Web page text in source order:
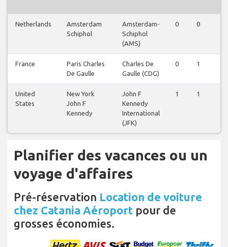
Netherlands
Amsterdam
Schiphol
Amsterdam-
Schiphol
(AMS)
0 0
France
Paris Charles
De Gaulle
Charles De
Gaulle (CDG)
0 1
United
States
New York
John F
Kennedy
John F
Kennedy
International
(JFK)
1 1
Planifier des vacances ou un
voyage d'affaires
Pré-réservation Location de voiture
chez Catania Aéroport pour de
grosses économies.